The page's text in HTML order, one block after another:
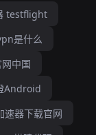
testflight
是什么
中国
Android
器下载官网